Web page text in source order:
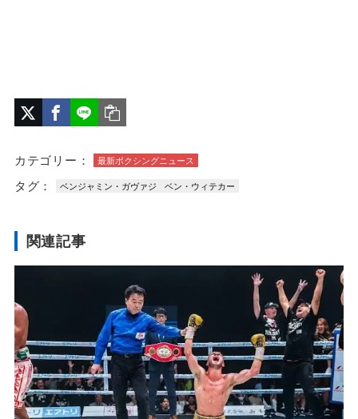
カテゴリー： 最新ボクシングニュース
タグ： ベンジャミン・ガヴァジ ベン・ウィテカー
関連記事